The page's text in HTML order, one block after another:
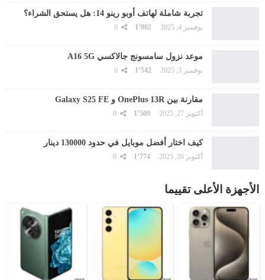
تجربة شاملة لهاتف أوبو رينو 14: هل يستحق الشراء؟
نوفمبر 4, 2025 1٬902
موعد نزول سامسونج جالاكسي A16 5G
نوفمبر 3, 2025 1٬542
مقارنة بين OnePlus 13R و Galaxy S25 FE
أكتوبر 27, 2025 1٬509
كيف اختار أفضل موبايل في حدود 130000 دينار
أكتوبر 26, 2025 1٬774
الأجهزة الأعلى تقييما